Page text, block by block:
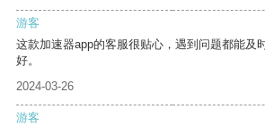
游客
这款加速器app的客服很贴心，遇到问题都能及
好。
2024-03-26
游客